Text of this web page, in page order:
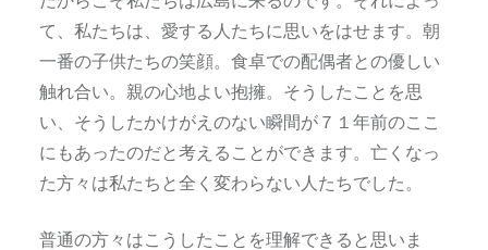
て、私たちは、愛する人たちに思いをはせます。朝
一番の子供たちの笑顔。食卓での配偶者との優しい
触れ合い。親の心地よい抱擁。そうしたことを思
い、そうしたかけがえのない瞬間が７１年前のここ
にもあったのだと考えることができます。亡くなっ
た方々は私たちと全く変わらない人たちでした。
普通の方々はこうしたことを理解できると思いま